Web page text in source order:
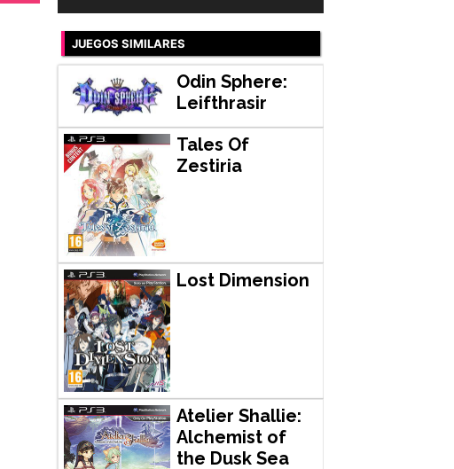
JUEGOS SIMILARES
Odin Sphere:
Leifthrasir
Tales Of
Zestiria
Lost Dimension
Atelier Shallie:
Alchemist of
the Dusk Sea